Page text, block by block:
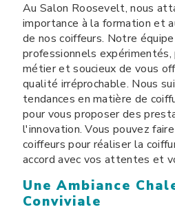
Au Salon Roosevelt, nous
importance à la formation et
de nos coiffeurs. Notre
professionnels expérimentés,
métier et soucieux de vous
qualité irréprochable. Nous
tendances en matière de
pour vous proposer des
l'innovation. Vous pouvez
coiffeurs pour réaliser la
accord avec vos attentes et
Une Ambiance
Conviviale